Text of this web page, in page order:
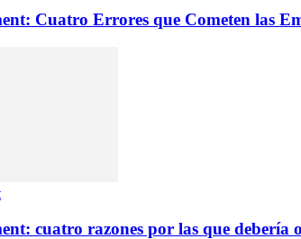
Cuatro Errores que Cometen las
cuatro razones por las que debería